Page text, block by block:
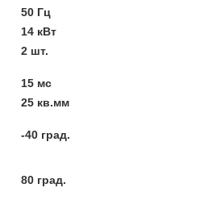
50 Гц
14 кВт
2 шт.
15 мс
25 кв.мм
-40 град.
80 град.